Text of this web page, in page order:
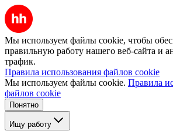
Мы используем файлы cookie, чтобы
правильную работу нашего веб-сайта и
трафик.
Правила использования файлов cookie
Мы используем файлы cookie. Правила
файлов cookie
Понятно
Ищу работу